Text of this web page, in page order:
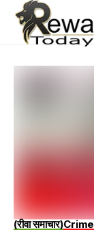
(रीवा समाचार)Crime